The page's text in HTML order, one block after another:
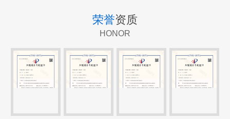
荣誉资质
HONOR